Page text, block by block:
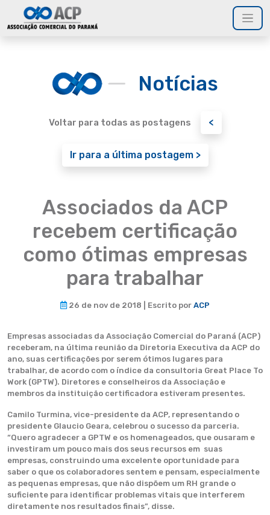
Notícias
Voltar para todas as postagens <
Ir para a última postagem >
Associados da ACP
recebem certificação
como ótimas empresas
para trabalhar
26 de nov de 2018 | Escrito por ACP
Empresas associadas da Associação Comercial do Paraná (ACP)
receberam, na última reunião da Diretoria Executiva da ACP do
ano, suas certificações por serem ótimos lugares para
trabalhar, de acordo com o índice da consultoria Great Place To
Work (GPTW). Diretores e conselheiros da Associação e
membros da instituição certificadora estiveram presentes.
Camilo Turmina, vice-presidente da ACP, representando o
presidente Glaucio Geara, celebrou o sucesso da parceria.
“Quero agradecer a GPTW e os homenageados, que ousaram e
investiram um pouco mais dos seus recursos em suas
empresas, construindo uma excelente oportunidade para
saber o que os colaboradores sentem e pensam, especialmente
as pequenas empresas, que não dispõem um RH grande o
suficiente para identificar problemas vitais que interferem
diretamente nos resultados finais”, disse.